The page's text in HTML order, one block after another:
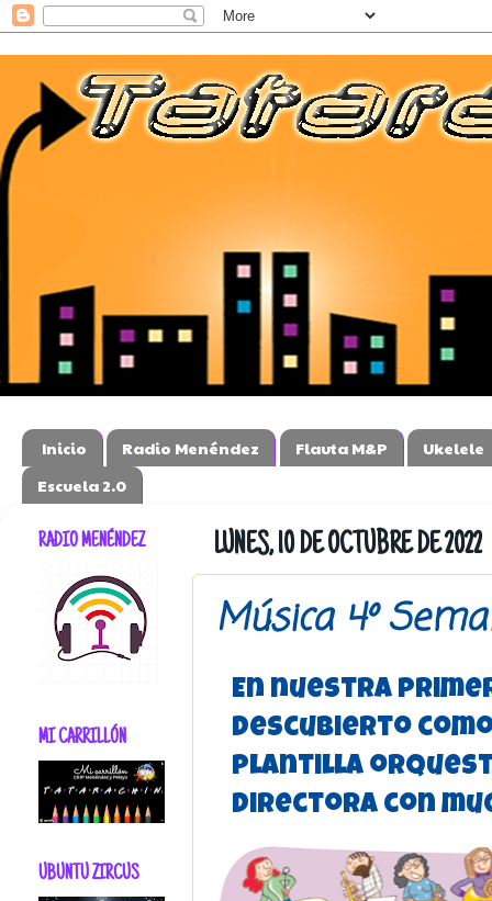
Inicio Radio Menéndez Flauta M&P
Ukelele
Escuela 2.0
LUNES, 10 DE OCTUBRE DE 2022
Música 4º
En nuestra
descubierto
plantilla
directora con
RADIO MENÉNDEZ
MI CARRILLÓN
UBUNTU ZIRCUS